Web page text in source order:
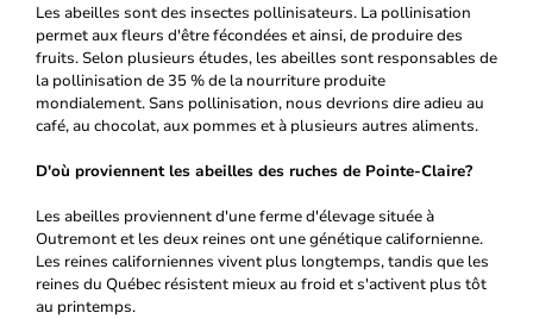
Les abeilles sont des insectes pollinisateurs. La pollinisation
permet aux fleurs d'être fécondées et ainsi, de produire des
fruits. Selon plusieurs études, les abeilles sont responsables de
la pollinisation de 35 % de la nourriture produite
mondialement. Sans pollinisation, nous devrions dire adieu au
café, au chocolat, aux pommes et à plusieurs autres aliments.
D'où proviennent les abeilles des ruches de Pointe-Claire?
Les abeilles proviennent d'une ferme d'élevage située à
Outremont et les deux reines ont une génétique californienne.
Les reines californiennes vivent plus longtemps, tandis que les
reines du Québec résistent mieux au froid et s'activent plus tôt
au printemps.